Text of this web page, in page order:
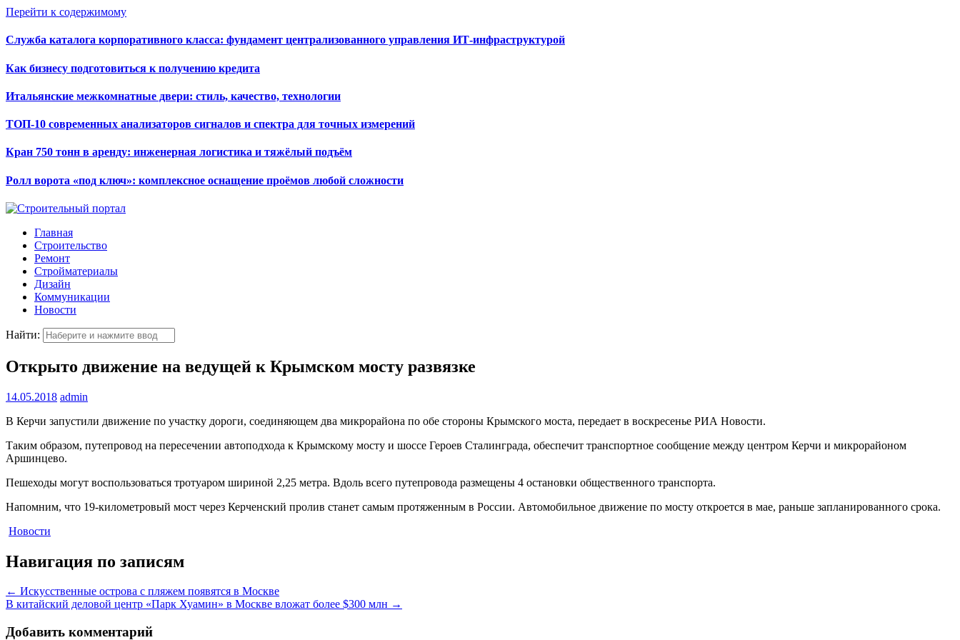
Перейти к содержимому
Служба каталога корпоративного класса: фундамент централизованного управления ИТ-инфраструктурой
Как бизнесу подготовиться к получению кредита
Итальянские межкомнатные двери: стиль, качество, технологии
ТОП-10 современных анализаторов сигналов и спектра для точных измерений
Кран 750 тонн в аренду: инженерная логистика и тяжёлый подъём
Ролл ворота «под ключ»: комплексное оснащение проёмов любой сложности
Главная
Строительство
Ремонт
Стройматериалы
Дизайн
Коммуникации
Новости
Найти:
Открыто движение на ведущей к Крымском мосту развязке
14.05.2018 admin
В Керчи запустили движение по участку дороги, соединяющем два микрорайона по обе стороны Крымского моста, передает в воскресенье РИА Новости.
Таким образом, путепровод на пересечении автоподхода к Крымскому мосту и шоссе Героев Сталинграда, обеспечит транспортное сообщение между центром Керчи и микрорайоном
Аршинцево.
Пешеходы могут воспользоваться тротуаром шириной 2,25 метра. Вдоль всего путепровода размещены 4 остановки общественного транспорта.
Напомним, что 19-километровый мост через Керченский пролив станет самым протяженным в России. Автомобильное движение по мосту откроется в мае, раньше запланированного срока.
Новости
Навигация по записям
← Искусственные острова с пляжем появятся в Москве
В китайский деловой центр «Парк Хуамин» в Москве вложат более $300 млн →
Добавить комментарий